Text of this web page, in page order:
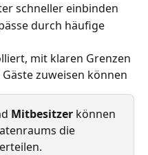
schneller einbinden
durch häufige
mit klaren Grenzen
zuweisen können
Mitbesitzer können
die